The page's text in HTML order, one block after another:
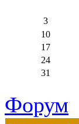
3
10
17
24
31
Форум